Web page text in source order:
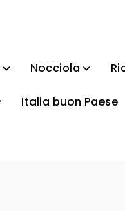
Nocciola
Italia buon Paese